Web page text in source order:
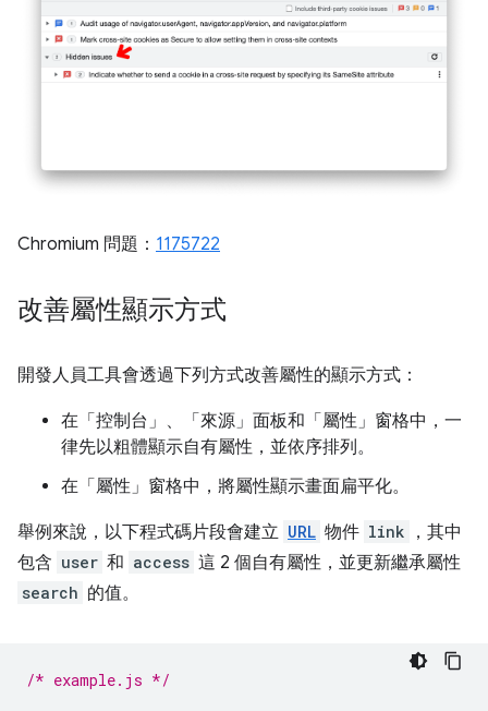
Chromium 問題： 1175722
改善屬性顯示方式
開發人員工具會透過下列方式改善屬性的顯示方式：
在「控制台」 、「來源」 面板和「屬性」 窗格中，一
律先以粗體顯示自有屬性，並依序排列。
在「屬性」 窗格中，將屬性顯示畫面扁平化。
舉例來說，以下程式碼片段會建立 URL 物件 link
，其中
包含 user 和 access 這 2 個自有屬性，並更新繼承屬性
search 的值。
/* example.js */